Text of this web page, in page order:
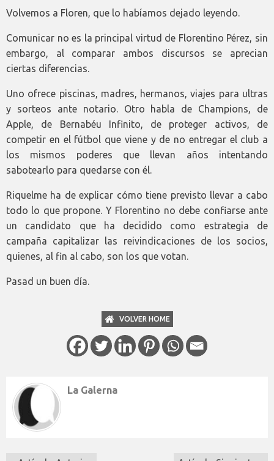
Volvemos a Floren, que lo habíamos dejado leyendo.
Comunicar no es la principal virtud de Florentino Pérez, sin
embargo, al comparar ambos discursos se aprecian
ciertas diferencias.
Uno ofrece piscinas, madres, hermanos, viajes para ultras
y sorteos ante notario. Otro habla de Champions, de
Apple, de Bernabéu Infinito, de proteger activos, de
competir en el fútbol que viene y de no entregar el club a
los mismos poderes que llevan años intentando
sabotearlo para quedarse con él.
Riquelme ha de explicar cómo tiene previsto llevar a cabo
todo lo que propone. Y Florentino no debe confiarse ante
un candidato que ha decidido como estrategia de
campaña capitalizar las reivindicaciones de los socios,
quienes, al fin al cabo, son los que votan.
Pasad un buen día.
VOLVER HOME
La Galerna